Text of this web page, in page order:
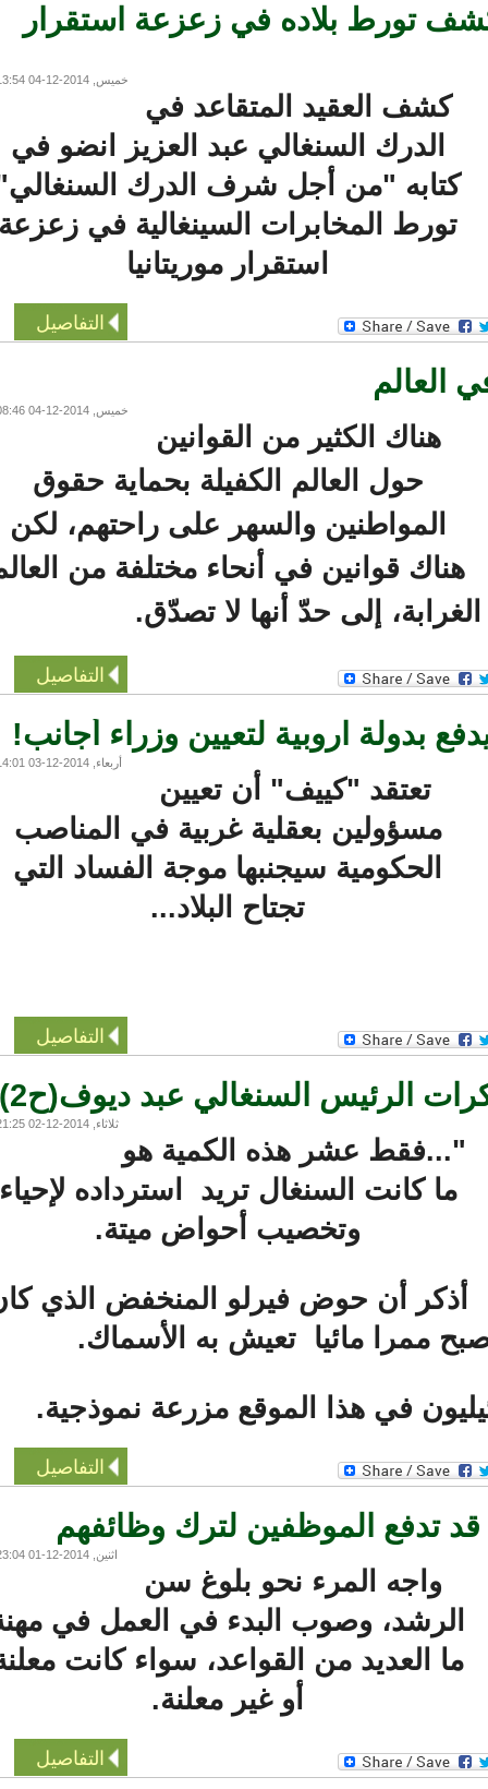
تورط بلاده في زعزعة استقرار
خميس, 2014-12-04 13:54
كشف العقيد المتقاعد في
الدرك السنغالي عبد العزيز انضو في
كتابه "من أجل شرف الدرك السنغالي"
تورط المخابرات السينغالية في زعزعة
استقرار موريتانيا
التفاصيل
خميس, 2014-12-04 08:46
هناك الكثير من القوانين
حول العالم الكفيلة بحماية حقوق
المواطنين والسهر على راحتهم، لكن
هناك قوانين في أنحاء مختلفة من العالم
إلى حدّ أنها لا تصدّق.
التفاصيل
اروبية لتعيين وزراء أجانب!
أربعاء, 2014-12-03 14:01
تعتقد "كييف" أن تعيين
مسؤولين بعقلية غربية في المناصب
الحكومية سيجنبها موجة الفساد التي
تجتاح البلاد...
التفاصيل
ثلاثاء, 2014-12-02 21:25
عشر هذه الكمية هو
ما كانت السنغال تريد استرداده لإحياء
وتخصيب أحواض ميتة.
أن حوض فيرلو المنخفض الذي كان
ممرا مائيا تعيش به الأسماك.
في هذا الموقع مزرعة نموذجية.
التفاصيل
تدفع الموظفين لترك وظائفهم
اثنين, 2014-12-01 23:04
واجه المرء نحو بلوغ سن
الرشد، وصوب البدء في العمل في مهنة
ما العديد من القواعد، سواء كانت معلنة
أو غير معلنة.
التفاصيل